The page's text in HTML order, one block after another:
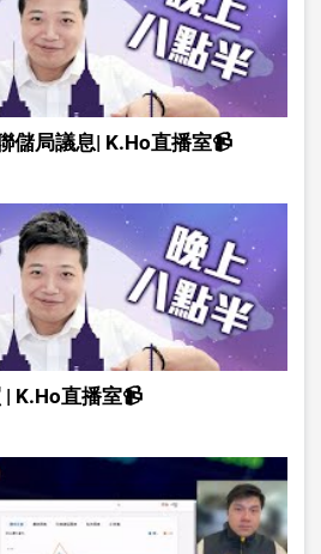
儲局議息| K.Ho直播室📹
K.Ho直播室📹